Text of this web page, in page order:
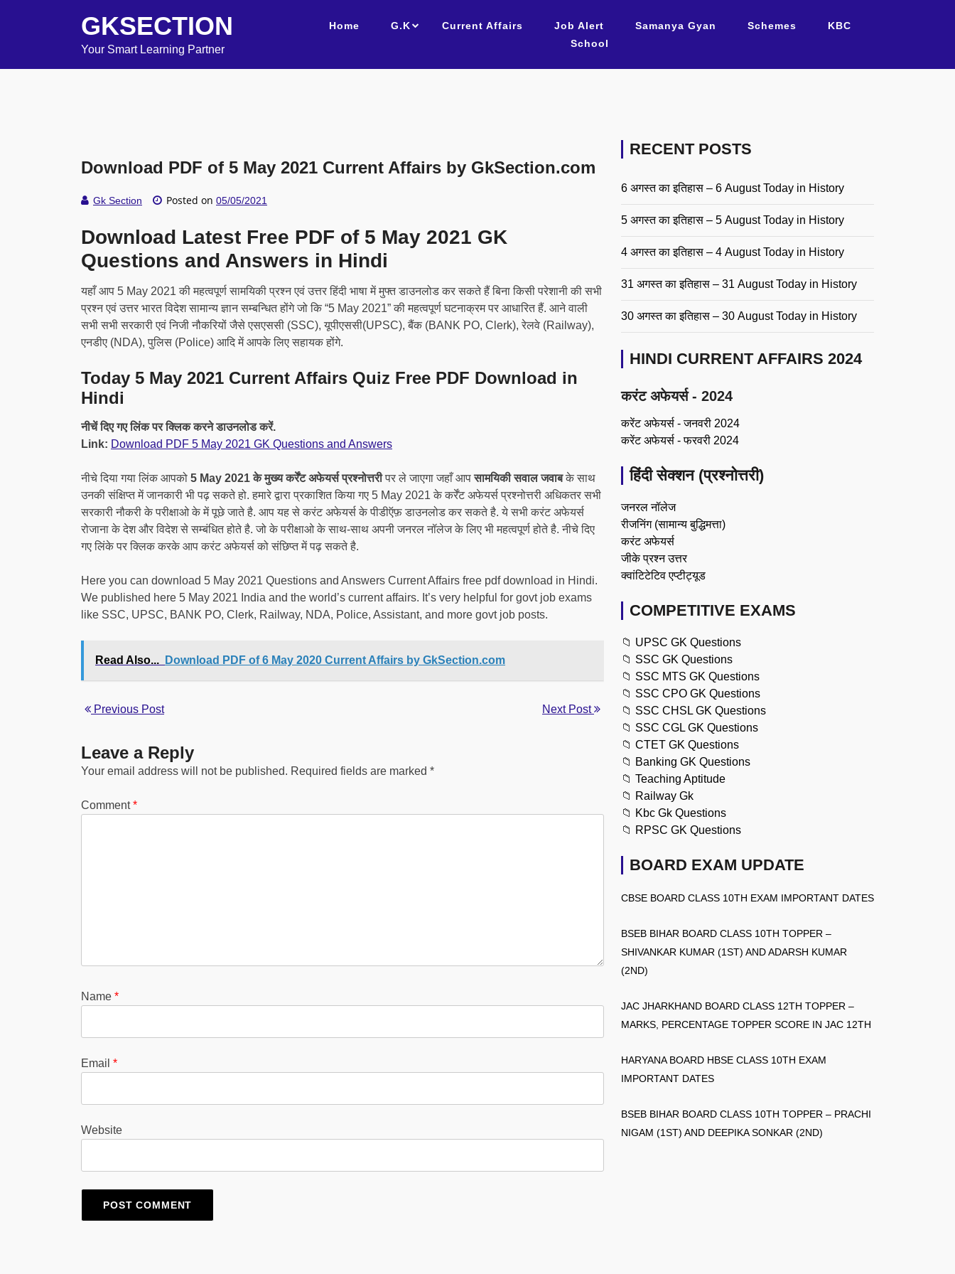
GKSECTION
Your Smart Learning Partner
Home G.K Current Affairs Job Alert Samanya Gyan Schemes
KBC
School
Download PDF of 5 May 2021 Current Affairs by GkSection.com
Gk Section Posted on 05/05/2021
Download Latest Free PDF of 5 May 2021 GK
Questions and Answers in Hindi
यहाँ आप 5 May 2021 की महत्वपूर्ण सामयिकी प्रश्न एवं उत्तर हिंदी भाषा में मुफ्त डाउनलोड कर सकते हैं बिना किसी परेशानी की सभी
प्रश्न एवं उत्तर भारत विदेश सामान्य ज्ञान सम्बन्धित होंगे जो कि “5 May 2021” की महत्वपूर्ण घटनाक्रम पर आधारित हैं. आने वाली
सभी सभी सरकारी एवं निजी नौकरियों जैसे एसएससी (SSC), यूपीएससी(UPSC), बैंक (BANK PO, Clerk), रेलवे (Railway),
एनडीए (NDA), पुलिस (Police) आदि में आपके लिए सहायक होंगे.
Today 5 May 2021 Current Affairs Quiz Free PDF Download in
Hindi
नीचें दिए गए लिंक पर क्लिक करने डाउनलोड करें.
Link: Download PDF 5 May 2021 GK Questions and Answers
नीचे दिया गया लिंक आपको 5 May 2021 के मुख्य कर्रेंट अफेयर्स प्रश्नोत्तरीपर ले जाएगा जहाँ आपसामयिकी सवाल जवाबके साथ
उनकी संक्षिप्त में जानकारी भी पढ़ सकते हो. हमारे द्वारा प्रकाशित किया गए 5 May 2021 के कर्रेंट अफेयर्स प्रश्नोत्तरी अधिकतर सभी
सरकारी नौकरी के परीक्षाओ के में पूछे जाते है. आप यह से करंट अफेयर्स के पीडीऍफ़ डाउनलोड कर सकते है. ये सभी करंट अफेयर्स
रोजाना के देश और विदेश से सम्बंधित होते है. जो के परीक्षाओ के साथ-साथ अपनी जनरल नॉलेज के लिए भी महत्वपूर्ण होते है. नीचे दिए
गए लिंके पर क्लिक करके आप करंट अफेयर्स को संछिप्त में पढ़ सकते है.
Here you can download 5 May 2021 Questions and Answers Current Affairs free pdf download in Hindi.
We published here 5 May 2021 India and the world’s current affairs. It’s very helpful for govt job exams
like SSC, UPSC, BANK PO, Clerk, Railway, NDA, Police, Assistant, and more govt job posts.
Read Also... Download PDF of 6 May 2020 Current Affairs by GkSection.com
Previous Post Next Post
Leave a Reply
Your email address will not be published. Required fields are marked *
Comment*
Name *
Email *
Website
RECENT POSTS
6 अगस्त का इतिहास – 6 August Today in History
5 अगस्त का इतिहास – 5 August Today in History
4 अगस्त का इतिहास – 4 August Today in History
31 अगस्त का इतिहास – 31 August Today in History
30 अगस्त का इतिहास – 30 August Today in History
HINDI CURRENT AFFAIRS 2024
करंट अफेयर्स - 2024
करेंट अफेयर्स - जनवरी 2024
करेंट अफेयर्स - फरवरी 2024
हिंदी सेक्शन (प्रश्नोत्तरी)
जनरल नॉलेज
रीजनिंग (सामान्य बुद्धिमत्ता)
करंट अफेयर्स
जीके प्रश्न उत्तर
क्वांटिटेटिव एप्टीट्यूड
COMPETITIVE EXAMS
📁 UPSC GK Questions
📁 SSC GK Questions
📁 SSC MTS GK Questions
📁 SSC CPO GK Questions
📁 SSC CHSL GK Questions
📁 SSC CGL GK Questions
📁 CTET GK Questions
📁 Banking GK Questions
📁 Teaching Aptitude
📁 Railway Gk
📁 Kbc Gk Questions
📁 RPSC GK Questions
BOARD EXAM UPDATE
CBSE BOARD CLASS 10TH EXAM IMPORTANT DATES
BSEB BIHAR BOARD CLASS 10TH TOPPER –
SHIVANKAR KUMAR (1ST) AND ADARSH KUMAR
(2ND)
JAC JHARKHAND BOARD CLASS 12TH TOPPER –
MARKS, PERCENTAGE TOPPER SCORE IN JAC 12TH
HARYANA BOARD HBSE CLASS 10TH EXAM
IMPORTANT DATES
BSEB BIHAR BOARD CLASS 10TH TOPPER – PRACHI
NIGAM (1ST) AND DEEPIKA SONKAR (2ND)